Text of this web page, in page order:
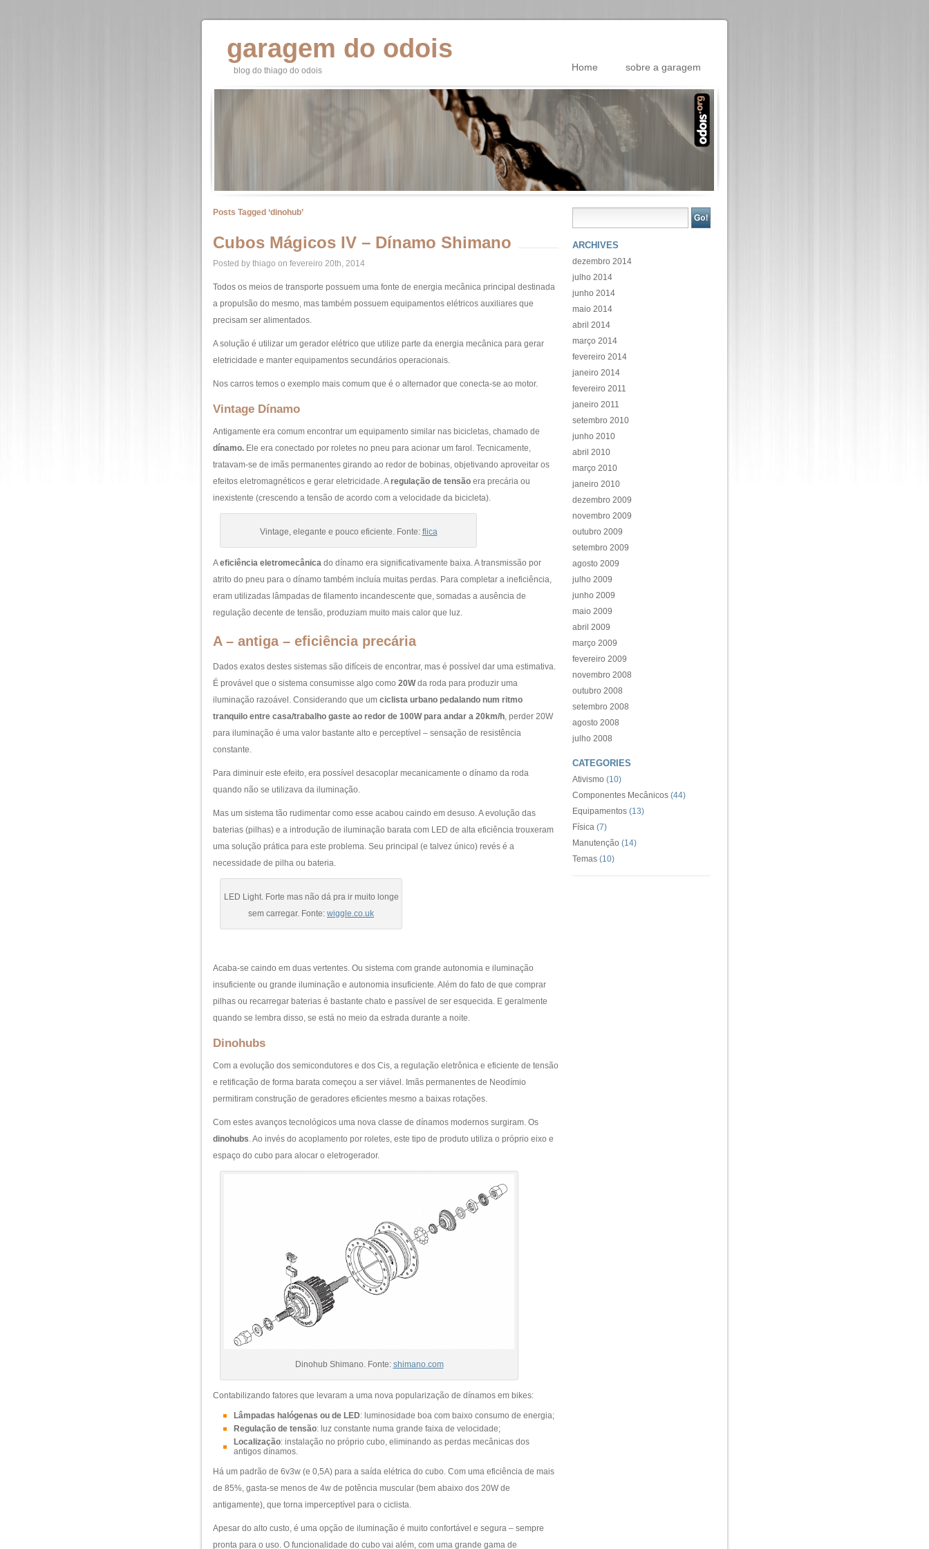
garagem do odois
blog do thiago do odois Home sobre a garagem
Posts Tagged ‘dinohub’
Cubos Mágicos IV – Dínamo Shimano
Posted by thiago on fevereiro 20th, 2014
Todos os meios de transporte possuem uma fonte de energia mecânica principal destinada
a propulsão do mesmo, mas também possuem equipamentos elétricos auxiliares que
precisam ser alimentados.
A solução é utilizar um gerador elétrico que utilize parte da energia mecânica para gerar
eletricidade e manter equipamentos secundários operacionais.
Nos carros temos o exemplo mais comum que é o alternador que conecta-se ao motor.
Vintage Dínamo
Antigamente era comum encontrar um equipamento similar nas bicicletas, chamado de
dínamo. Ele era conectado por roletes no pneu para acionar um farol. Tecnicamente,
tratavam-se de imãs permanentes girando ao redor de bobinas, objetivando aproveitar os
efeitos eletromagnéticos e gerar eletricidade. Aregulação de tensão era precária ou
inexistente (crescendo a tensão de acordo com a velocidade da bicicleta).
Vintage, elegante e pouco eficiente. Fonte: flica
Aeficiência eletromecânica do dínamo era significativamente baixa. A transmissão por
atrito do pneu para o dínamo também incluía muitas perdas. Para completar a ineficiência,
eram utilizadas lâmpadas de filamento incandescente que, somadas a ausência de
regulação decente de tensão, produziam muito mais calor que luz.
A – antiga – eficiência precária
Dados exatos destes sistemas são difíceis de encontrar, mas é possível dar uma estimativa.
É provável que o sistema consumisse algo como 20Wda roda para produzir uma
iluminação razoável. Considerando que um ciclista urbano pedalando num ritmo
tranquilo entre casa/trabalho gaste ao redor de 100W para andar a 20km/h, perder 20W
para iluminação é uma valor bastante alto e perceptível – sensação de resistência
constante.
Para diminuir este efeito, era possível desacoplar mecanicamente o dínamo da roda
quando não se utilizava da iluminação.
Mas um sistema tão rudimentar como esse acabou caindo em desuso. A evolução das
baterias (pilhas) e a introdução de iluminação barata com LED de alta eficiência trouxeram
uma solução prática para este problema. Seu principal (e talvez único) revés é a
necessidade de pilha ou bateria.
LED Light. Forte mas não dá pra ir muito longe
sem carregar. Fonte: wiggle.co.uk
Acaba-se caindo em duas vertentes. Ou sistema com grande autonomia e iluminação
insuficiente ou grande iluminação e autonomia insuficiente. Além do fato de que comprar
pilhas ou recarregar baterias é bastante chato e passível de ser esquecida. E geralmente
quando se lembra disso, se está no meio da estrada durante a noite.
Dinohubs
Com a evolução dos semicondutores e dos Cis, a regulação eletrônica e eficiente de tensão
e retificação de forma barata começou a ser viável. Imãs permanentes de Neodímio
permitiram construção de geradores eficientes mesmo a baixas rotações.
Com estes avanços tecnológicos uma nova classe de dínamos modernos surgiram. Os
dinohubs. Ao invés do acoplamento por roletes, este tipo de produto utiliza o próprio eixo e
espaço do cubo para alocar o eletrogerador.
Dinohub Shimano. Fonte: shimano.com
Contabilizando fatores que levaram a uma nova popularização de dínamos em bikes:
Lâmpadas halógenas ou de LED: luminosidade boa com baixo consumo de energia;
Regulação de tensão: luz constante numa grande faixa de velocidade;
Localização: instalação no próprio cubo, eliminando as perdas mecânicas dos
antigos dínamos.
Há um padrão de 6v3w (e 0,5A) para a saída elétrica do cubo. Com uma eficiência de mais
de 85%, gasta-se menos de 4w de potência muscular (bem abaixo dos 20W de
antigamente), que torna imperceptível para o ciclista.
Apesar do alto custo, é uma opção de iluminação é muito confortável e segura – sempre
pronta para o uso. O funcionalidade do cubo vai além, com uma grande gama de
ARCHIVES
dezembro 2014
julho 2014
junho 2014
maio 2014
abril 2014
março 2014
fevereiro 2014
janeiro 2014
fevereiro 2011
janeiro 2011
setembro 2010
junho 2010
abril 2010
março 2010
janeiro 2010
dezembro 2009
novembro 2009
outubro 2009
setembro 2009
agosto 2009
julho 2009
junho 2009
maio 2009
abril 2009
março 2009
fevereiro 2009
novembro 2008
outubro 2008
setembro 2008
agosto 2008
julho 2008
CATEGORIES
Ativismo (10)
Componentes Mecânicos (44)
Equipamentos (13)
Física (7)
Manutenção (14)
Temas (10)